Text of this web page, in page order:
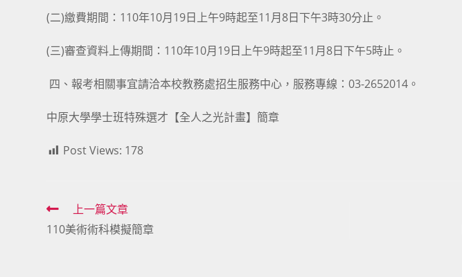
(二)繳費期間：110年10月19日上午9時起至11月8日下午3時30分止。
(三)審查資料上傳期間：110年10月19日上午9時起至11月8日下午5時止。
四、報考相關事宜請洽本校教務處招生服務中心，服務專線：03-2652014。
中原大學學士班特殊選才【全人之光計畫】簡章
Post Views: 178
Read
more
上一篇文章
110美術術科模擬簡章